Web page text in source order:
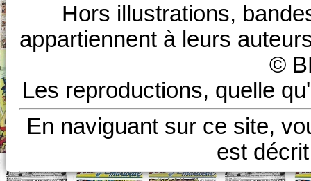
Hors illustrations,
appartiennent à leurs
©
Les reproductions, quelle
En naviguant sur ce site,
est